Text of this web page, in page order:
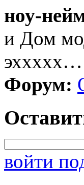
ноу-
и Дом
эххххх…
Форум:
войти